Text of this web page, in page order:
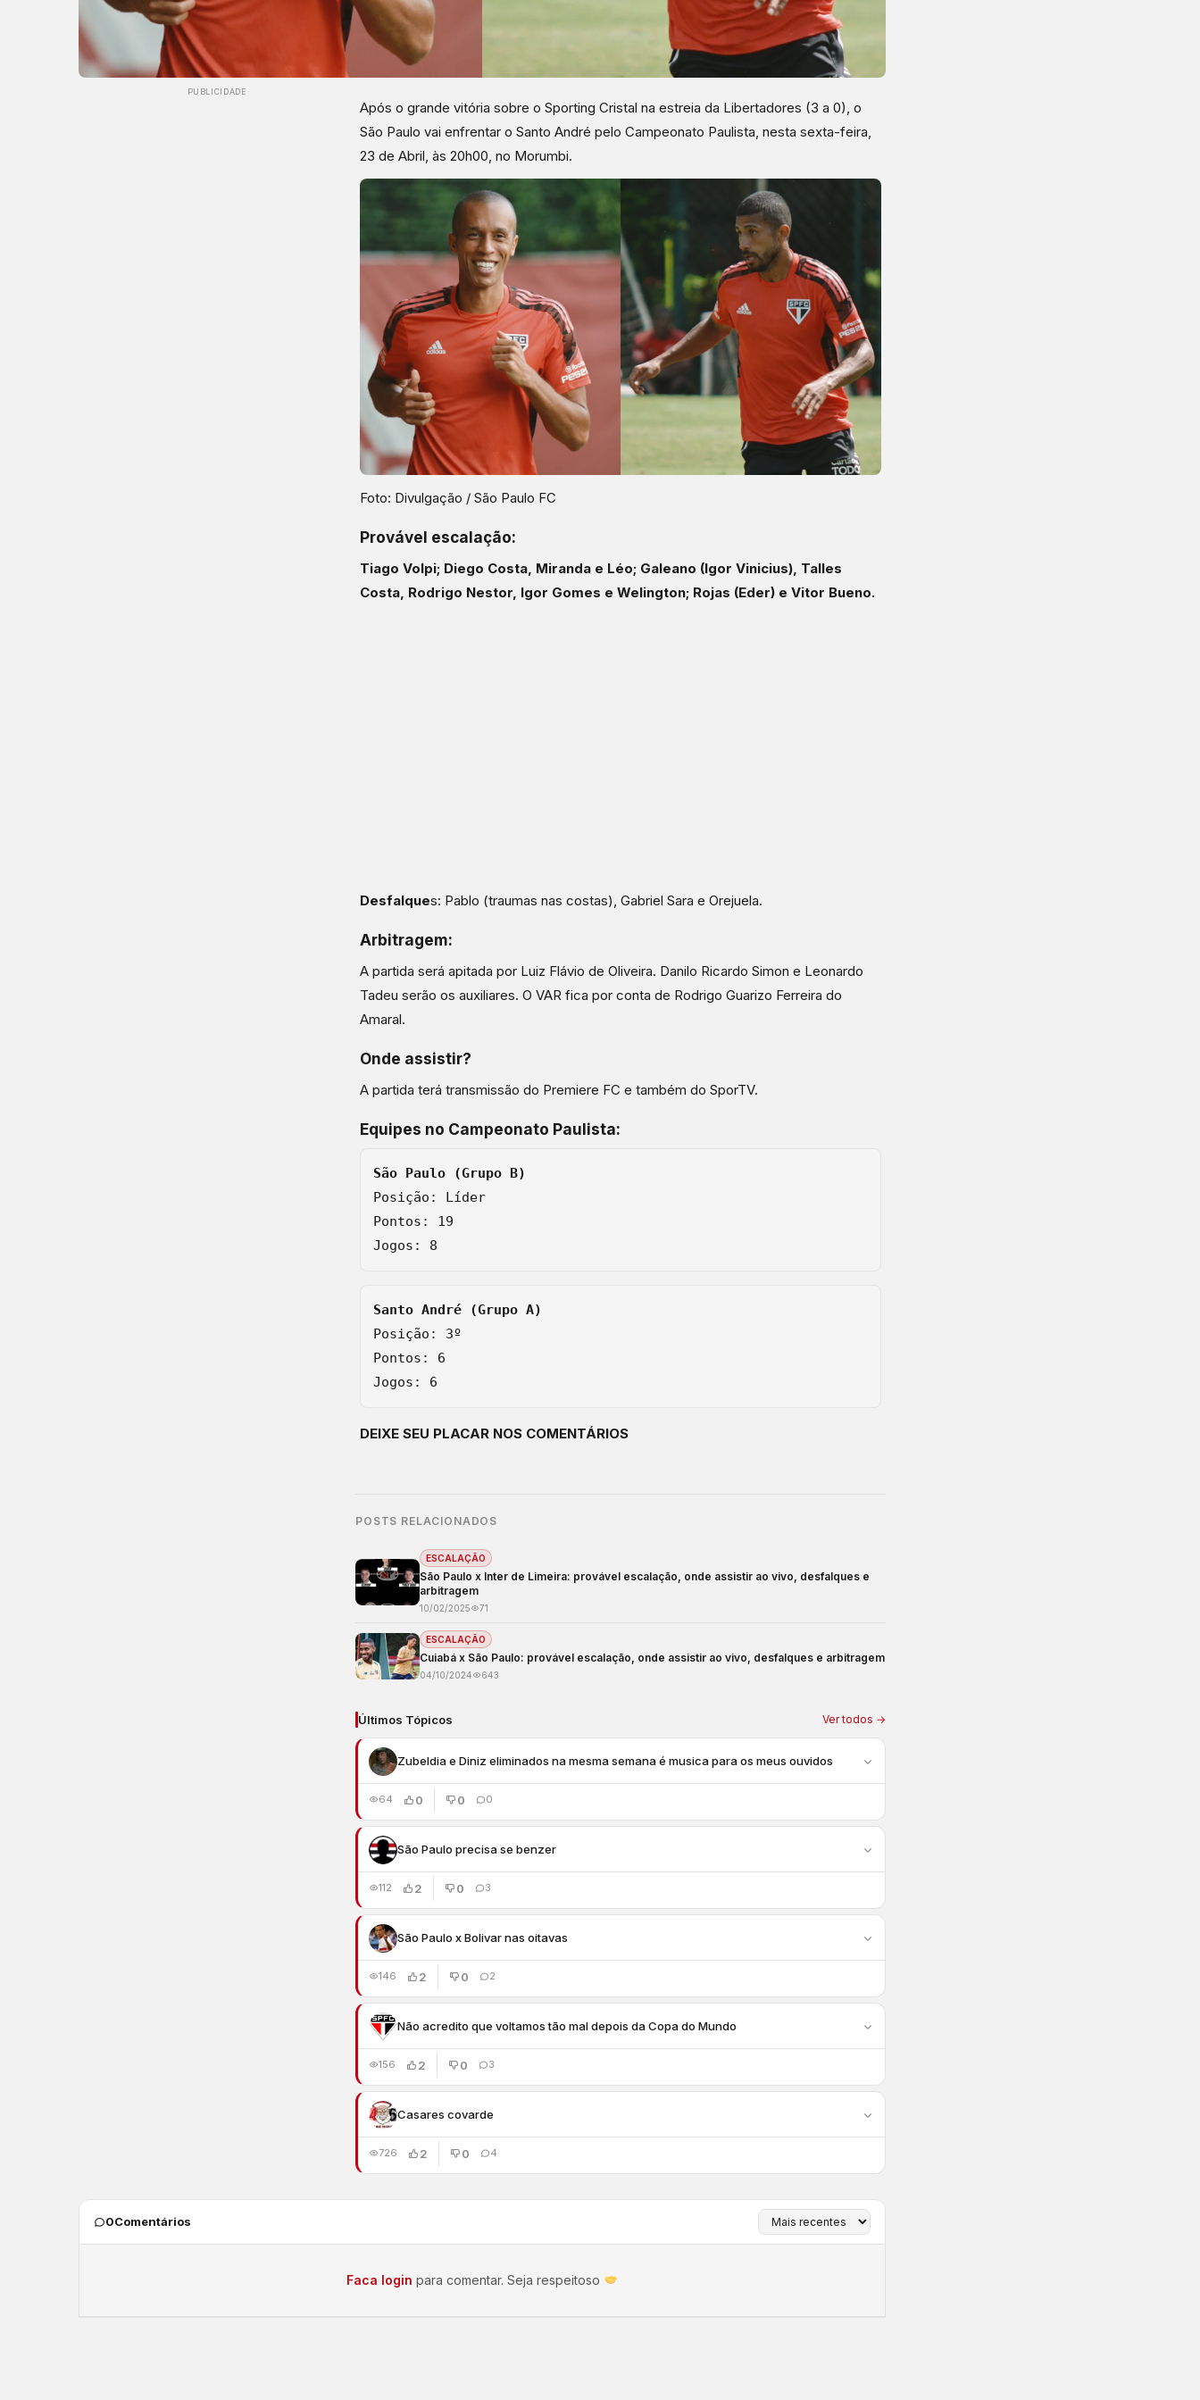
PUBLICIDADE
Após o grande vitória sobre o Sporting Cristal na estreia da Libertadores (3 a 0), o
São Paulo vai enfrentar o Santo André pelo Campeonato Paulista, nesta sexta-feira,
23 de Abril, às 20h00, no Morumbi.
Foto: Divulgação / São Paulo FC
Provável escalação:
Tiago Volpi; Diego Costa, Miranda e Léo; Galeano (Igor Vinicius), Talles
Costa, Rodrigo Nestor, Igor Gomes e Welington; Rojas (Eder) e Vitor Bueno.
Desfalques: Pablo (traumas nas costas), Gabriel Sara e Orejuela.
Arbitragem:
A partida será apitada por Luiz Flávio de Oliveira. Danilo Ricardo Simon e Leonardo
Tadeu serão os auxiliares. O VAR fica por conta de Rodrigo Guarizo Ferreira do
Amaral.
Onde assistir?
A partida terá transmissão do Premiere FC e também do SporTV.
Equipes no Campeonato Paulista:
Posição: Líder
Pontos: 19
Posição: 3º
Pontos: 6
DEIXE SEU PLACAR NOS COMENTÁRIOS
POSTS RELACIONADOS
ESCALAÇÃO
São Paulo x Inter de Limeira: provável escalação, onde assistir ao vivo, desfalques e
arbitragem
10/02/2025 71
ESCALAÇÃO
Cuiabá x São Paulo: provável escalação, onde assistir ao vivo, desfalques e arbitragem
04/10/2024 643
Últimos Tópicos Ver todos →
Zubeldia e Diniz eliminados na mesma semana é musica para os meus ouvidos
64 0 0 0
São Paulo precisa se benzer
112 2 0 3
São Paulo x Bolivar nas oitavas
146 2 0 2
Não acredito que voltamos tão mal depois da Copa do Mundo
156 2 0 3
Casares covarde
726 2 0 4
0Comentários
Faca login para comentar. Seja respeitoso